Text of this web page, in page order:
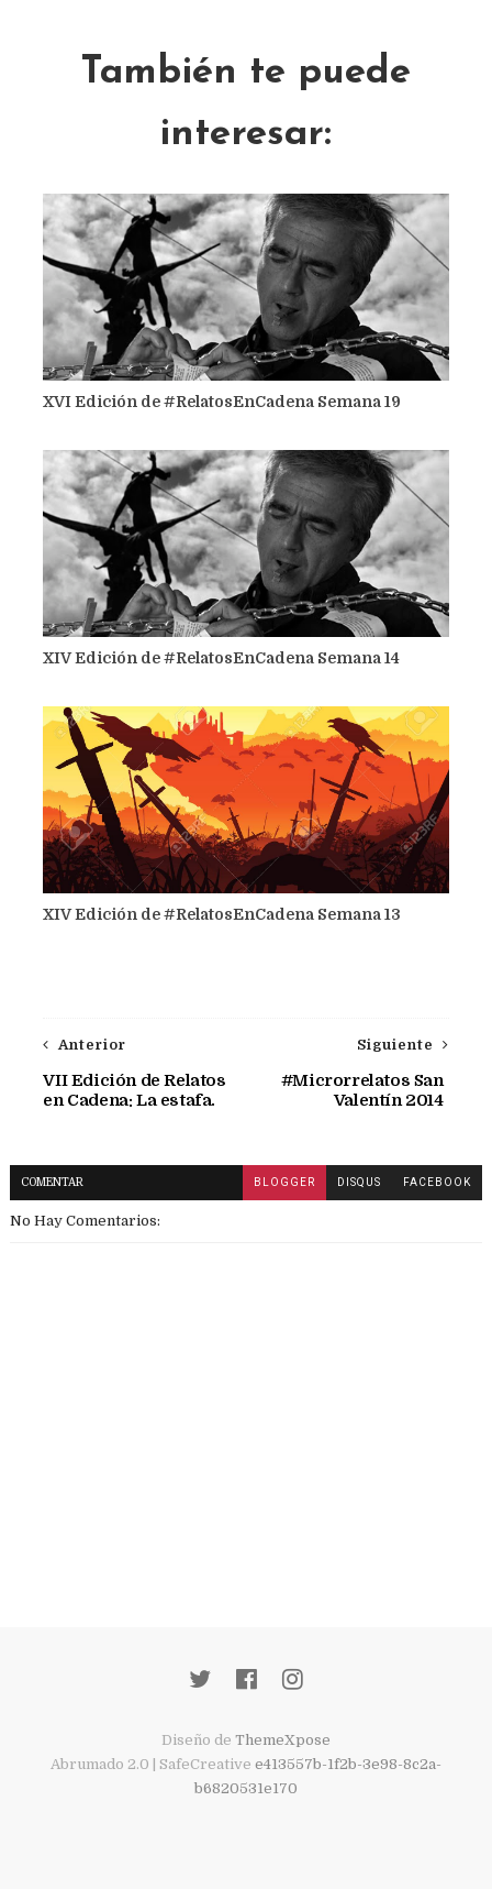
También te puede
interesar:
XVI Edición de #RelatosEnCadena Semana 19
XIV Edición de #RelatosEnCadena Semana 14
XIV Edición de #RelatosEnCadena Semana 13
Siguiente
#Microrrelatos San
Valentín 2014
Anterior
VII Edición de Relatos
en Cadena: La estafa.
COMENTAR BLOGGER DISQUS FACEBOOK
No Hay Comentarios:
Diseño de ThemeXpose
Abrumado 2.0 | SafeCreative e413557b-1f2b-3e98-8c2a-
b6820531e170